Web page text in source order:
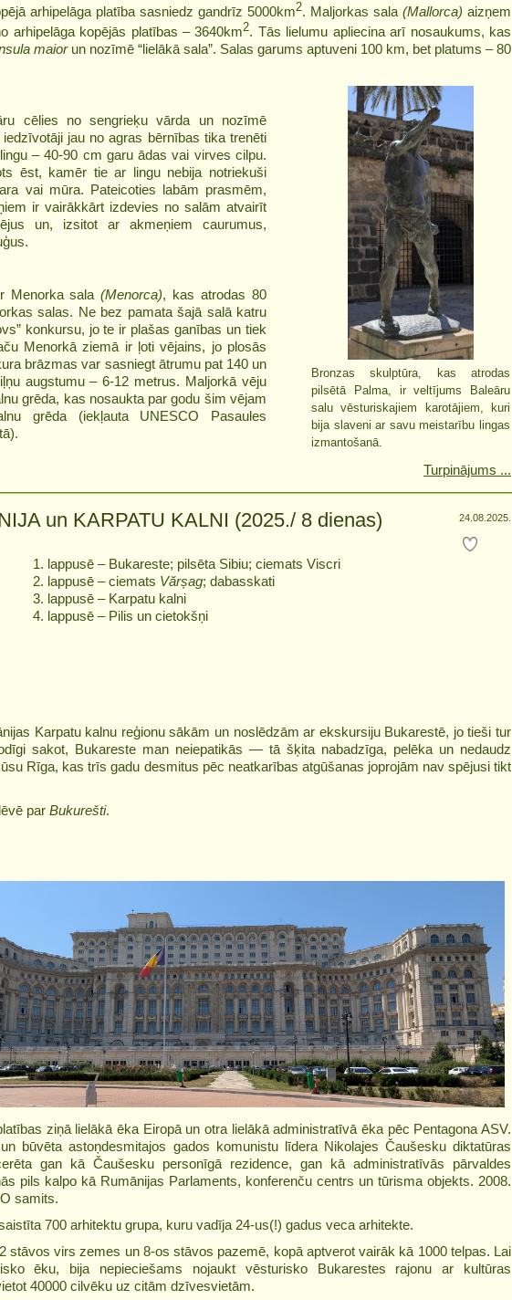
arhipelāga platība sasniedz gandrīz 5000km2. Maljorkas sala (Mallorca) aizņem
arhipelāga kopējās platības – 3640km2. Tās lielumu apliecina arī nosaukums, kas
maior un nozīmē “lielākā sala”. Salas garums aptuveni 100 km, bet platums – 80
cēlies no sengrieķu vārda un nozīmē
iedzīvotāji jau no agras bērnības tika trenēti
– 40-90 cm garu ādas vai virves cilpu.
ēst, kamēr tie ar lingu nebija notriekuši
vai mūra. Pateicoties labām prasmēm,
ir vairākkārt izdevies no salām atvairīt
un, izsitot ar akmeņiem caurumus,
Menorka sala(Menorca), kas atrodas 80
salas. Ne bez pamata šajā salā katru
konkursu, jo te ir plašas ganības un tiek
Menorkā ziemā ir ļoti vējains, jo plosās
brāzmas var sasniegt ātrumu pat 140 un
augstumu – 6-12 metrus. Maljorkā vēju
grēda, kas nosaukta par godu šim vējam
grēda (iekļauta UNESCO Pasaules
Bronzas skulptūra, kas atrodas
pilsētā Palma, ir veltījums Baleāru
salu vēsturiskajiem karotājiem, kuri
bija slaveni ar savu meistarību lingas
izmantošanā.
Turpinājums ...
un KARPATU KALNI (2025./ 8 dienas) 24.08.2025.
1. lappusē – Bukareste; pilsēta Sibiu; ciemats Viscri
2. lappusē – ciemats Vărșag; dabasskati
3. lappusē – Karpatu kalni
4. lappusē – Pilis un cietokšņi
Karpatu kalnu reģionu sākām un noslēdzām ar ekskursiju Bukarestē, jo tieši tur
sakot, Bukareste man neiepatikās — tā šķita nabadzīga, pelēka un nedaudz
Rīga, kas trīs gadu desmitus pēc neatkarības atgūšanas joprojām nav spējusi tikt
par Bukurešti.
ziņā lielākā ēka Eiropā un otra lielākā administratīvā ēka pēc Pentagona ASV.
būvēta astoņdesmitajos gados komunistu līdera Nikolajes Čaušesku diktatūras
gan kā Čaušesku personīgā rezidence, gan kā administratīvās pārvaldes
pils kalpo kā Rumānijas Parlaments, konferenču centrs un tūrisma objekts. 2008.
samits.
700 arhitektu grupa, kuru vadīja 24-us(!) gadus veca arhitekte.
stāvos virs zemes un 8-os stāvos pazemē, kopā aptverot vairāk kā 1000 telpas. Lai
ēku, bija nepieciešams nojaukt vēsturisko Bukarestes rajonu ar kultūras
40000 cilvēku uz citām dzīvesvietām.